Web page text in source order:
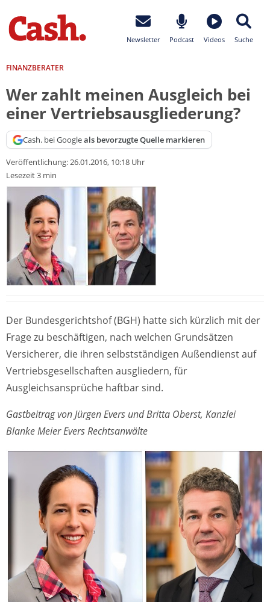
Newsletter Podcast Videos Suche
FINANZBERATER
Wer zahlt meinen Ausgleich bei
einer Vertriebsausgliederung?
Cash. bei Googleals bevorzugte Quelle markieren
Veröffentlichung:26.01.2016, 10:18 Uhr
Lesezeit 3 min
Der Bundesgerichtshof (BGH) hatte sich kürzlich mit der
Frage zu beschäftigen, nach welchen Grundsätzen
Versicherer, die ihren selbstständigen Außendienst auf
Vertriebsgesellschaften ausgliedern, für
Ausgleichsansprüche haftbar sind.
Gastbeitrag von Jürgen Evers und Britta Oberst, Kanzlei
Blanke Meier Evers Rechtsanwälte